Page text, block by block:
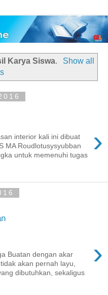
Karya Siswa.
Show all
›
interior kali ini dibuat
MA Roudlotusysyubban
untuk memenuhi tugas
›
Buatan dengan akar
akan pernah layu,
dibutuhkan, sekaligus